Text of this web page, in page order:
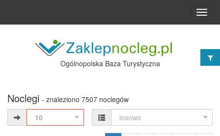
Ogólnopolska Baza Turystyczna
Noclegi - znaleziono 7507 noclegów
10
losowo